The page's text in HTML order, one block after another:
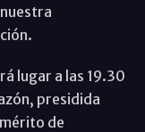
lugar a las 19.30
presidida
de